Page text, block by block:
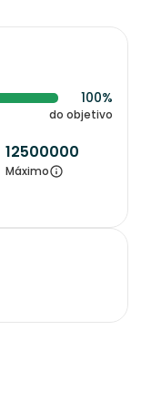
100%
do objetivo
12500000
Máximo